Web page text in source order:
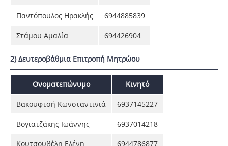
Παντόπουλος Ηρακλής 6944885839
Στάμου Αμαλία 694426904
2) Δευτεροβάθμια Επιτροπή Μητρώου
Ονοματεπώνυμο Κινητό
Βακουφτσή Κωνσταντινιά 6937145227
Βογιατζάκης Ιωάννης 6937014218
Κουτσουβέλη Ελένη 6944786877